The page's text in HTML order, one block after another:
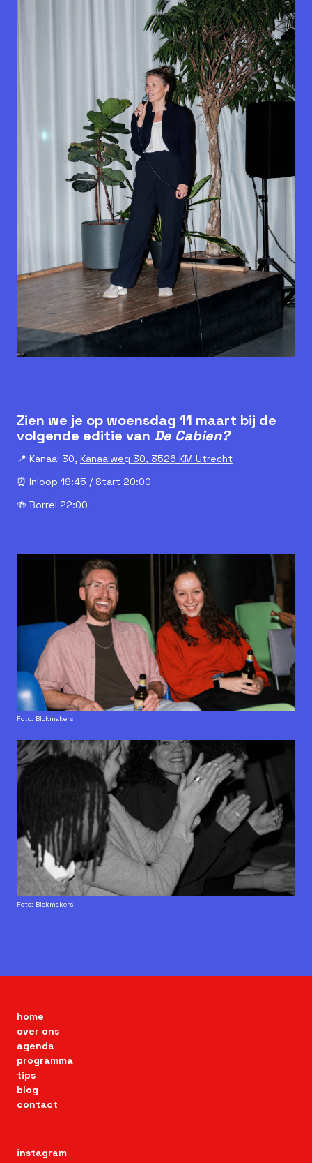
Zien we je op woensdag 11 maart bij de
volgende editie van De Cabien?
📍 Kanaal 30, Kanaalweg 30, 3526 KM Utrecht
⏰ Inloop 19:45 / Start 20:00
🍻 Borrel 22:00
Foto: Blokmakers
Foto: Blokmakers
home
over ons
agenda
programma
tips
blog
contact
instagram